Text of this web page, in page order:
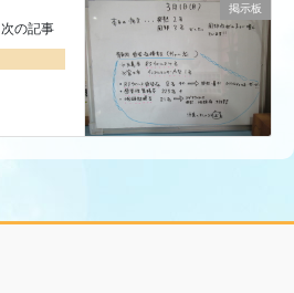
掲示板
次の記事